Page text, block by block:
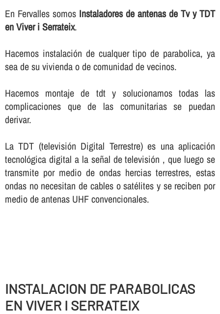
En Fervalles somos Instaladores de antenas de Tv y TDT
en Viver i Serrateix.
Hacemos instalación de cualquer tipo de parabolica, ya
sea de su vivienda o de comunidad de vecinos.
Hacemos montaje de tdt y solucionamos todas las
complicaciones que de las comunitarias se puedan
derivar.
La TDT (televisión Digital Terrestre) es una aplicación
tecnológica digital a la señal de televisión , que luego se
transmite por medio de ondas hercias terrestres, estas
ondas no necesitan de cables o satélites y se reciben por
medio de antenas UHF convencionales.
INSTALACION DE PARABOLICAS
EN VIVER I SERRATEIX